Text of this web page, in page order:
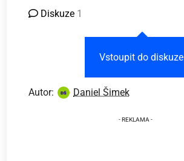
Diskuze 1
Vstoupit do diskuze
Autor: Daniel Šimek